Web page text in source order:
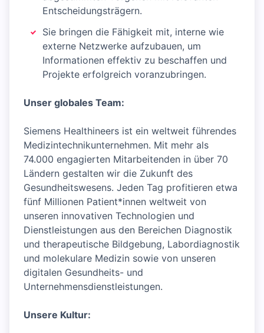
Entscheidungsträgern.
Sie bringen die Fähigkeit mit, interne wie
externe Netzwerke aufzubauen, um
Informationen effektiv zu beschaffen und
Projekte erfolgreich voranzubringen.
Unser globales Team:
Siemens Healthineers ist ein weltweit führendes
Medizintechnikunternehmen. Mit mehr als
74.000 engagierten Mitarbeitenden in über 70
Ländern gestalten wir die Zukunft des
Gesundheitswesens. Jeden Tag profitieren etwa
fünf Millionen Patient*innen weltweit von
unseren innovativen Technologien und
Dienstleistungen aus den Bereichen Diagnostik
und therapeutische Bildgebung, Labordiagnostik
und molekulare Medizin sowie von unseren
digitalen Gesundheits- und
Unternehmensdienstleistungen.
Unsere Kultur: